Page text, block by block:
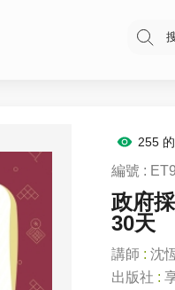
255
編號 :
政府
30天
講師 : 沈
出版社 :